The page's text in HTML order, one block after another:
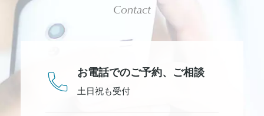
Contact
お電話でのご予約、 ご相談
土日祝も受付